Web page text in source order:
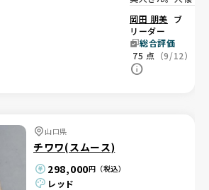
岡田 朋美 ブ
リーダー
総合評価
75 点 （9/12）
山口県
チワワ(スムース)
298,000円（税込）
レッド